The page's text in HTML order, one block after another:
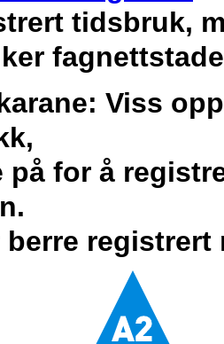
tidsbruk,
Viss
på for å
registrert